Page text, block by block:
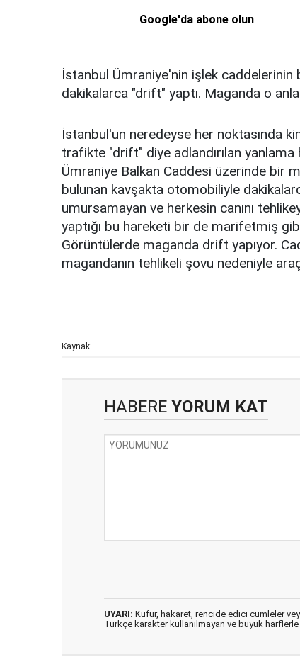
Google'da abone olun
İstanbul Ümraniye'nin işlek
dakikalarca "drift" yaptı. Maganda o
İstanbul'un neredeyse her noktasında
trafikte "drift" diye adlandırılan
Ümraniye Balkan Caddesi üzerinde bir
bulunan kavşakta otomobiliyle
umursamayan ve herkesin canını
yaptığı bu hareketi bir de marifetmiş
Görüntülerde maganda drift yapıyor.
magandanın tehlikeli şovu nedeniyle
Kaynak:
HABERE YORUM KAT
UYARI: Küfür, hakaret, rencide edici cümleler
Türkçe karakter kullanılmayan ve büyük